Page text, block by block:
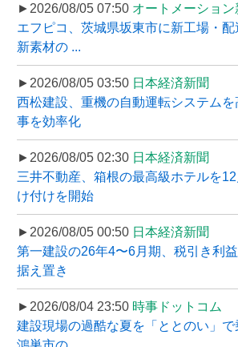
►2026/08/05 07:50 オートメーショ
エフピコ、茨城県坂東市に新工場・
新素材の ...
►2026/08/05 03:50 日本経済新聞
西松建設、重機の自動運転システム
事を効率化
►2026/08/05 02:30 日本経済新聞
三井不動産、箱根の最高級ホテルを
け付けを開始
►2026/08/05 00:50 日本経済新聞
第一建設の26年4〜6月期、税引き利
据え置き
►2026/08/04 23:50 時事ドットコム
建設現場の過酷な夏を「ととのい」